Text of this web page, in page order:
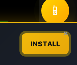
📱
INSTALL
×